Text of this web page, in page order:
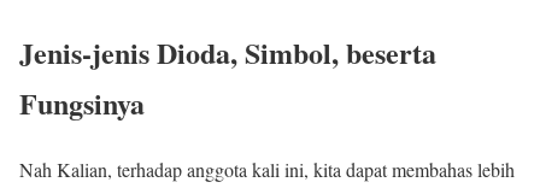
Jenis-jenis Dioda, Simbol, beserta
Fungsinya
Nah Kalian, terhadap anggota kali ini, kita dapat membahas lebih